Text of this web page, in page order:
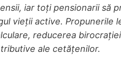
iar toți pensionarii să
vieții active. Propunerile
reducerea
ale cetățenilor.